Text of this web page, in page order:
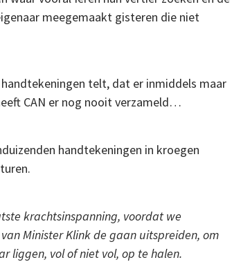
meegemaakt gisteren die niet
telt, dat er inmiddels maar
CAN er nog nooit verzameld…
handtekeningen in kroegen
krachtsinspanning, voordat we
Minister Klink de gaan uitspreiden, om
liggen, vol of niet vol, op te halen.